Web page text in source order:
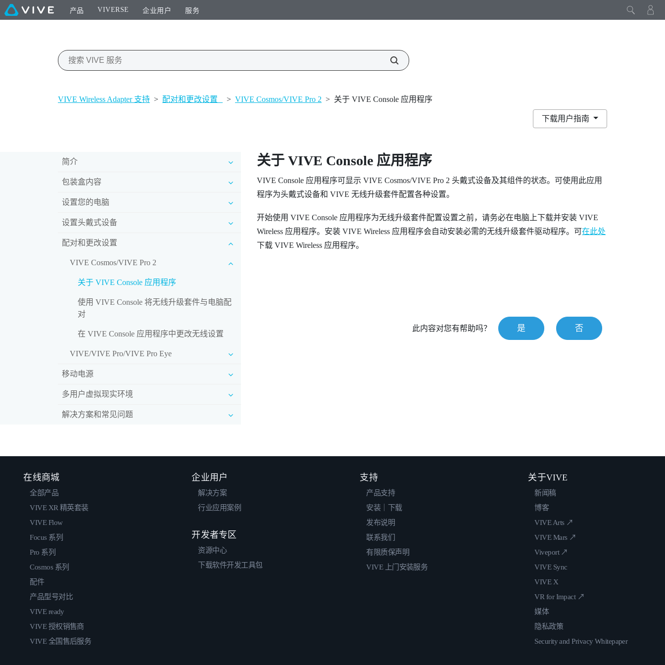
产品 VIVERSE 企业用户 服务
VIVE Wireless Adapter 支持 > 配对和更改设置 > VIVE Cosmos/VIVE Pro 2 > 关于 VIVE Console 应用程序
下载用户指南
简介
包装盒内容
设置您的电脑
设置头戴式设备
配对和更改设置
VIVE Cosmos/VIVE Pro 2
关于 VIVE Console 应用程序
使用 VIVE Console 将无线升级套件与电脑配
对
在 VIVE Console 应用程序中更改无线设置
VIVE/VIVE Pro/VIVE Pro Eye
移动电源
多用户虚拟现实环境
解决方案和常见问题
关于 VIVE Console应用程序
VIVE Console应用程序可显示 VIVE Cosmos/VIVE Pro 2 头戴式设备及其组件的状态。可使用此应用
程序为头戴式设备和 VIVE 无线升级套件配置各种设置。
开始使用 VIVE Console应用程序为无线升级套件配置设置之前，请务必在电脑上下载并安装 VIVE
Wireless应用程序。安装 VIVE Wireless应用程序会自动安装必需的无线升级套件驱动程序。可在此处
下载 VIVE Wireless应用程序。
此内容对您有帮助吗？ 是 否
在线商城
全部产品
VIVE XR 精英套装
VIVE Flow
Focus 系列
Pro 系列
Cosmos 系列
配件
产品型号对比
VIVE ready
VIVE 授权销售商
VIVE 全国售后服务
企业用户
解决方案
行业应用案例
开发者专区
资源中心
下载软件开发工具包
支持
产品支持
安装｜下载
发布说明
联系我们
有限质保声明
VIVE 上门安装服务
关于VIVE
新闻稿
博客
VIVE Arts ↗
VIVE Mars ↗
Viveport ↗
VIVE Sync
VIVE X
VR for Impact ↗
媒体
隐私政策
Security and Privacy Whitepaper